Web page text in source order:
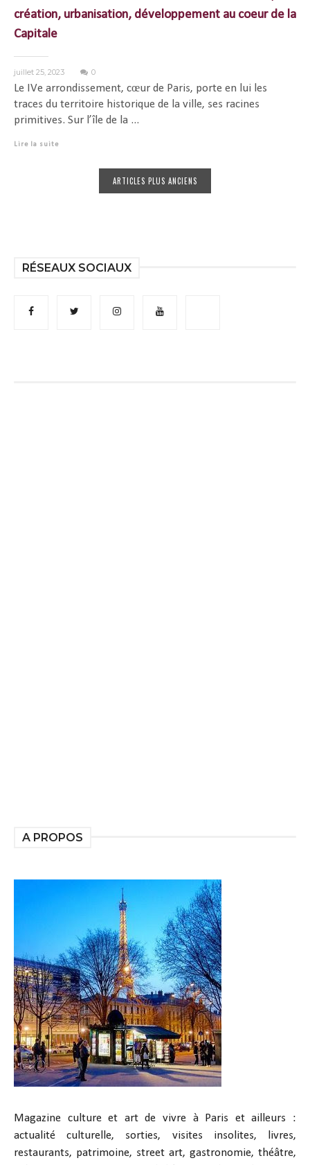
création, urbanisation, développement au coeur de la
Capitale
juillet 25, 2023 0
Le IVe arrondissement, cœur de Paris, porte en lui les
traces du territoire historique de la ville, ses racines
primitives. Sur l’île de la ...
Lire la suite
ARTICLES PLUS ANCIENS
RÉSEAUX SOCIAUX
A PROPOS
Magazine culture et art de vivre à Paris et ailleurs :
actualité culturelle, sorties, visites insolites, livres,
restaurants, patrimoine, street art, gastronomie, théâtre,